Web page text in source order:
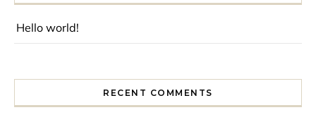
Hello world!
RECENT COMMENTS